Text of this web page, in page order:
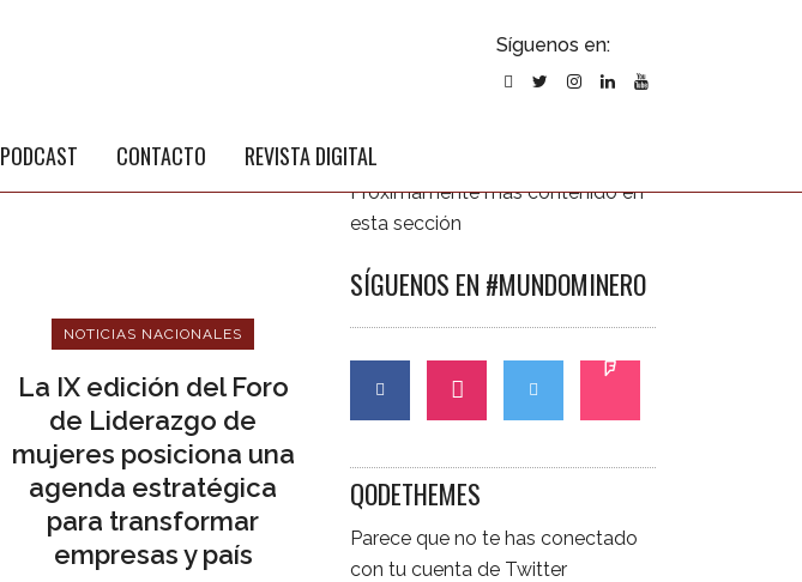
Síguenos en:
PODCAST CONTACTO REVISTA DIGITAL
NOTICIAS NACIONALES
La IX edición del Foro
de Liderazgo de
mujeres posiciona una
agenda estratégica
para transformar
empresas y país
Próximamente más contenido en
esta sección
SÍGUENOS EN #MUNDOMINERO
QODETHEMES
Parece que no te has conectado
con tu cuenta de Twitter